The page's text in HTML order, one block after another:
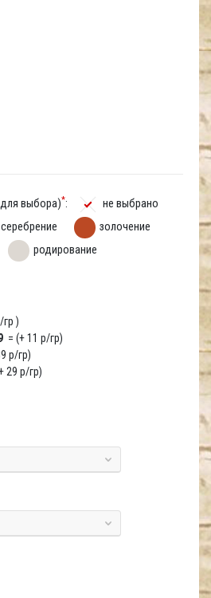
выбора)*:
не выбрано
серебрение
золочение
родирование
гр )
= (+ 11 р/гр)
р/гр)
29 р/гр)